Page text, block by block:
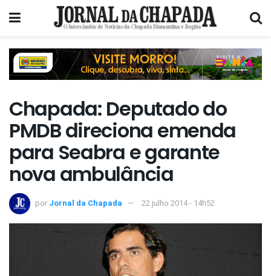
Chapada: Deputado do
PMDB direciona emenda
para Seabra e garante
nova ambulância
por Jornal da Chapada 22 julho 2014 - 14h52